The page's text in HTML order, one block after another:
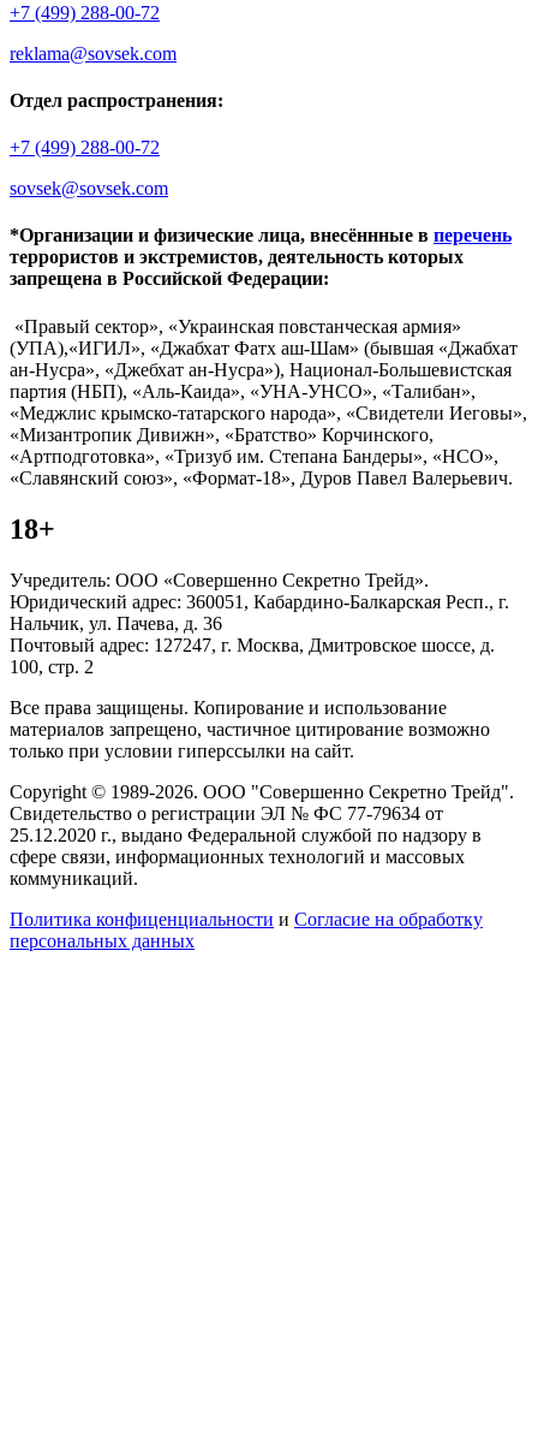
+7 (499) 288-00-72
reklama@sovsek.com
Отдел распространения:
+7 (499) 288-00-72
sovsek@sovsek.com
*Организации и физические лица, внесённные в перечень
террористов и экстремистов, деятельность которых
запрещена в Российской Федерации:
«Правый сектор», «Украинская повстанческая армия»
(УПА),«ИГИЛ», «Джабхат Фатх аш-Шам» (бывшая «Джабхат
ан-Нусра», «Джебхат ан-Нусра»), Национал-Большевистская
партия (НБП), «Аль-Каида», «УНА-УНСО», «Талибан»,
«Меджлис крымско-татарского народа», «Свидетели Иеговы»,
«Мизантропик Дивижн», «Братство» Корчинского,
«Артподготовка», «Тризуб им. Степана Бандеры», «НСО»,
«Славянский союз», «Формат-18», Дуров Павел Валерьевич.
18+
Учредитель: ООО «Совершенно Секретно Трейд».
Юридический адрес: 360051, Кабардино-Балкарская Респ., г.
Нальчик, ул. Пачева, д. 36
Почтовый адрес: 127247, г. Москва, Дмитровское шоссе, д.
100, стр. 2
Все права защищены. Копирование и использование
материалов запрещено, частичное цитирование возможно
только при условии гиперссылки на сайт.
Copyright © 1989-2026. ООО "Совершенно Секретно Трейд".
Свидетельство о регистрации ЭЛ № ФС 77-79634 от
25.12.2020 г., выдано Федеральной службой по надзору в
сфере связи, информационных технологий и массовых
коммуникаций.
Политика конфиценциальности и Согласие на обработку
персональных данных